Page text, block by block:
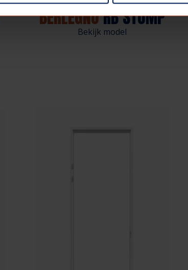
BERLEGNORB STOMP
Bekijk model